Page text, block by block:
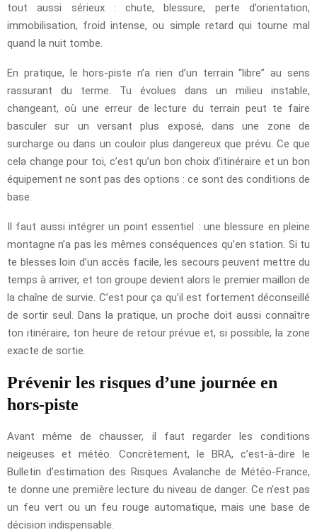
tout aussi sérieux : chute, blessure, perte d’orientation,
immobilisation, froid intense, ou simple retard qui tourne mal
quand la nuit tombe.
En pratique, le hors-piste n’a rien d’un terrain “libre” au sens
rassurant du terme. Tu évolues dans un milieu instable,
changeant, où une erreur de lecture du terrain peut te faire
basculer sur un versant plus exposé, dans une zone de
surcharge ou dans un couloir plus dangereux que prévu. Ce que
cela change pour toi, c’est qu’un bon choix d’itinéraire et un bon
équipement ne sont pas des options : ce sont des conditions de
base.
Il faut aussi intégrer un point essentiel : une blessure en pleine
montagne n’a pas les mêmes conséquences qu’en station. Si tu
te blesses loin d’un accès facile, les secours peuvent mettre du
temps à arriver, et ton groupe devient alors le premier maillon de
la chaîne de survie. C’est pour ça qu’il est fortement déconseillé
de sortir seul. Dans la pratique, un proche doit aussi connaître
ton itinéraire, ton heure de retour prévue et, si possible, la zone
exacte de sortie.
Prévenir les risques d’une journée en
hors-piste
Avant même de chausser, il faut regarder les conditions
neigeuses et météo. Concrètement, le BRA, c’est-à-dire le
Bulletin d’estimation des Risques Avalanche de Météo-France,
te donne une première lecture du niveau de danger. Ce n’est pas
un feu vert ou un feu rouge automatique, mais une base de
décision indispensable.